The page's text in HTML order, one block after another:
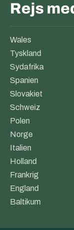
Rejs
Wales
Tyskland
Sydafrika
Spanien
Slovakiet
Schweiz
Polen
Norge
Italien
Holland
Frankrig
England
Baltikum